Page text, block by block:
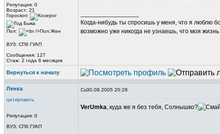
Репутация: 0
Возраст: 21
Гороскоп:
Пол:
ВУЗ: СПб ГУАП
Сообщения: 127
Стаж: 2 года 6 месяцев
Когда-нибудь ты спросишь у меня, что я люблю
возможно уже никогда не узнаешь, что моя
Вернуться к началу
Ленка
цитировать
Репутация: 0
ВУЗ: СПб ГУАП
30.08.2005 20:28
VerUmka, куда же я без тебя, Солнышко?